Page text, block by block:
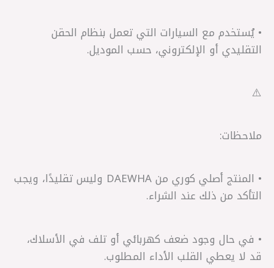
• يُستخدم مع السيارات التي تعمل بنظام الحقن
التقليدي أو الإلكتروني، حسب الموديل.
⚠️
ملاحظات:
• المنتج أصلي كوري من DAEWHA وليس تقليدًا، ويجب
التأكد من ذلك عند الشراء.
• في حال وجود ضعف كهربائي أو تلف في الأسلاك،
قد لا يعطي القلب الأداء المطلوب.